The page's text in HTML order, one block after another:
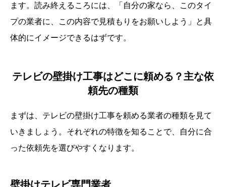
ます。読み終えるころには、「自分の家なら、このタイ
プの業者に、この内容で見積もりをお願いしよう」と具
体的にイメージできるはずです。
テレビの壁掛け工事はどこに頼める？主な依
頼先の種類
まずは、テレビの壁掛け工事を頼める業者の種類を見て
いきましょう。それぞれの特徴を知ることで、自分に合
った依頼先を選びやすくなります。
壁掛けテレビ専門業者